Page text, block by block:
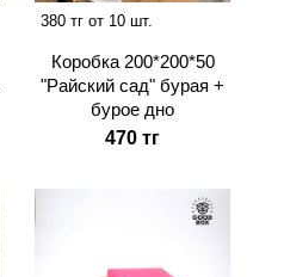
380 тг от 10 шт.
Коробка 200*200*50
"Райский сад" бурая +
бурое дно
470 тг